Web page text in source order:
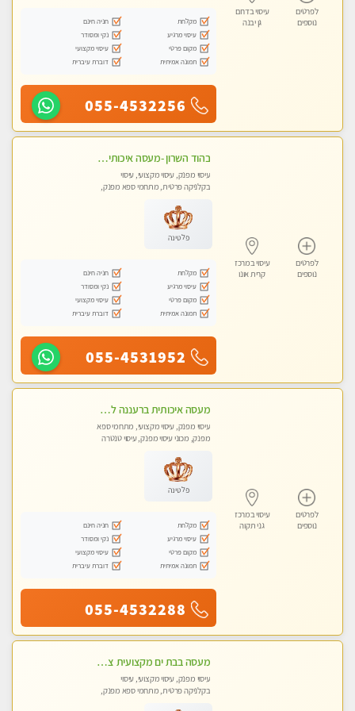
לפרטים
נוספים
עיסוי בדרום
גן יבנה
מקלחת
חניה חינם
עיסוי מרגיע
נקי ומסודר
מקום פרטי
עיסוי מקצועי
תמונה אמיתית
דוברת עיברית
055-4532256
לפרטים
נוספים
עיסוי במרכז
קרית אונו
בהוד השרון -מעסה איכותית למאסז מקצועי ומפנק לכל שרירי הגוף
עיסוי מפנק, עיסוי מקצועי, עיסוי
בקלניקה פרטית, מתחמי ספא מפנק,
פלטינה
מקלחת
חניה חינם
עיסוי מרגיע
נקי ומסודר
מקום פרטי
עיסוי מקצועי
תמונה אמיתית
דוברת עיברית
055-4531952
לפרטים
נוספים
עיסוי במרכז
גני תקוה
מעסה איכותית ברעננה למאסז מקצועי ומפנק לכל שרירי הגוף
עיסוי מפנק, עיסוי מקצועי, מתחמי ספא
מפנק, מכוני עיסוי מפנק, עיסוי טנטרה
פלטינה
מקלחת
חניה חינם
עיסוי מרגיע
נקי ומסודר
מקום פרטי
עיסוי מקצועי
תמונה אמיתית
דוברת עיברית
055-4532288
מעסה בבת ים מקצועית צעירה ואיכותית פרטי!!!-מומלץ לחלוטין!!! VIP פרטי! ​​​​​​ Highly recommended
עיסוי מפנק, עיסוי מקצועי, עיסוי
בקלניקה פרטית, מתחמי ספא מפנק,